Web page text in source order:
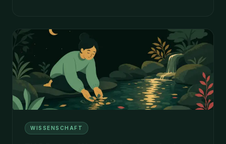
Min.1. Februar 2026
WISSENSCHAFT